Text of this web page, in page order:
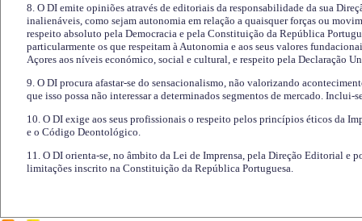
8. O DI emite opiniões através de editoriais da responsabilidade da sua
inalienáveis, como sejam autonomia em relação a quaisquer forças ou
respeito absoluto pela Democracia e pela Constituição da República
particularmente os que respeitam à Autonomia e aos seus valores
Açores aos níveis económico, social e cultural, e respeito pela Declaração
9. O DI procura afastar-se do sensacionalismo, não valorizando
que isso possa não interessar a determinados segmentos de mercado.
10. O DI exige aos seus profissionais o respeito pelos princípios éticos da
e o Código Deontológico.
11. O DI orienta-se, no âmbito da Lei de Imprensa, pela Direção Editorial e
limitações inscrito na Constituição da República Portuguesa.